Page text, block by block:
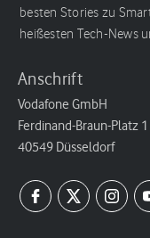
besten Stories zu
heißesten Tech-News
Anschrift
Vodafone GmbH
Ferdinand-Braun-Platz 1
40549 Düsseldorf